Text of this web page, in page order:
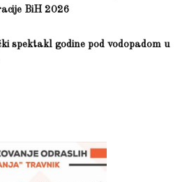
BiH 2026
spektakl godine pod vodopadom u